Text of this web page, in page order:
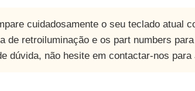
cuidadosamente o seu teclado atual
de retroiluminação e os part numbers
dúvida, não hesite em contactar-nos